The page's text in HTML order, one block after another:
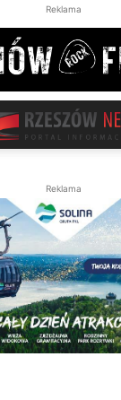
Reklama
Reklama